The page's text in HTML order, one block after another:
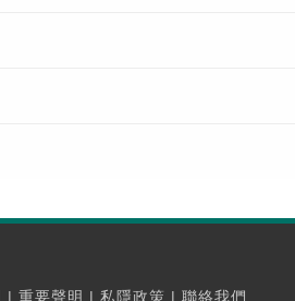
| 重要聲明 | 私隱政策 | 聯絡我們